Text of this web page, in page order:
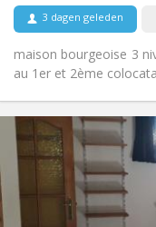
3 dagen geleden
maison bourgeoise 3
au 1er et 2ème